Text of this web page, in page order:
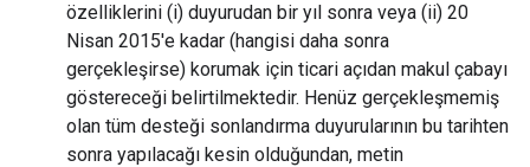
özelliklerini (i) duyurudan bir yıl sonra veya (ii) 20
Nisan 2015'e kadar (hangisi daha sonra
gerçekleşirse) korumak için ticari açıdan makul çabayı
göstereceği belirtilmektedir. Henüz gerçekleşmemiş
olan tüm desteği sonlandırma duyurularının bu tarihten
sonra yapılacağı kesin olduğundan, metin